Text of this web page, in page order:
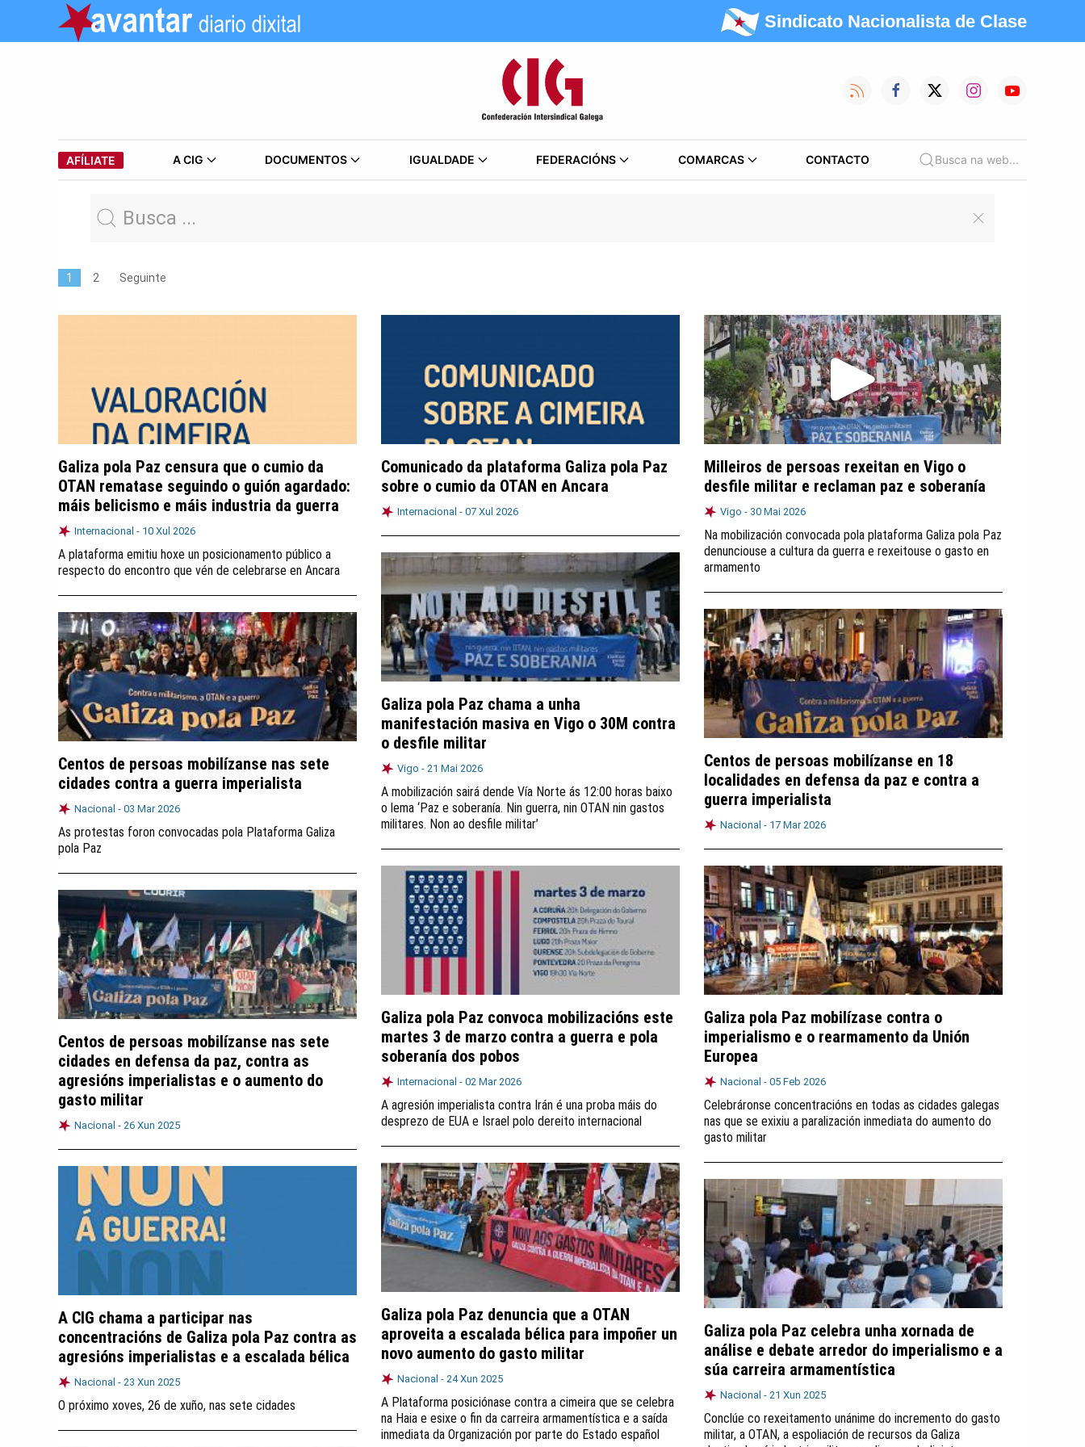
Sindicato Nacionalista de Clase
AFÍLIATE A CIG DOCUMENTOS IGUALDADE FEDERACIÓNS COMARCAS CONTACTO Busca na web...
1 2 Seguinte
Galiza pola Paz censura que o cumio da
OTAN rematase seguindo o guión agardado:
máis belicismo e máis industria da guerra
Internacional - 10 Xul 2026
A plataforma emitiu hoxe un posicionamento público a
respecto do encontro que vén de celebrarse en Ancara
Comunicado da plataforma Galiza pola Paz
sobre o cumio da OTAN en Ancara
Internacional - 07 Xul 2026
Milleiros de persoas rexeitan en Vigo o
desfile militar e reclaman paz e soberanía
Vigo - 30 Mai 2026
Na mobilización convocada pola plataforma Galiza pola Paz
denunciouse a cultura da guerra e rexeitouse o gasto en
armamento
Galiza pola Paz chama a unha
manifestación masiva en Vigo o 30M contra
o desfile militar
Vigo - 21 Mai 2026
A mobilización sairá dende Vía Norte ás 12:00 horas baixo
o lema ‘Paz e soberanía. Nin guerra, nin OTAN nin gastos
militares. Non ao desfile militar’
Centos de persoas mobilízanse en 18
localidades en defensa da paz e contra a
guerra imperialista
Nacional - 17 Mar 2026
Centos de persoas mobilízanse nas sete
cidades contra a guerra imperialista
Nacional - 03 Mar 2026
As protestas foron convocadas pola Plataforma Galiza
pola Paz
Galiza pola Paz convoca mobilizacións este
martes 3 de marzo contra a guerra e pola
soberanía dos pobos
Internacional - 02 Mar 2026
A agresión imperialista contra Irán é una proba máis do
desprezo de EUA e Israel polo dereito internacional
Galiza pola Paz mobilízase contra o
imperialismo e o rearmamento da Unión
Europea
Nacional - 05 Feb 2026
Celebráronse concentracións en todas as cidades galegas
nas que se exixiu a paralización inmediata do aumento do
gasto militar
Centos de persoas mobilízanse nas sete
cidades en defensa da paz, contra as
agresións imperialistas e o aumento do
gasto militar
Nacional - 26 Xun 2025
Galiza pola Paz denuncia que a OTAN
aproveita a escalada bélica para impoñer un
novo aumento do gasto militar
Nacional - 24 Xun 2025
A Plataforma posiciónase contra a cimeira que se celebra
na Haia e esixe o fin da carreira armamentística e a saída
inmediata da Organización por parte do Estado español
A CIG chama a participar nas
concentracións de Galiza pola Paz contra as
agresións imperialistas e a escalada bélica
Nacional - 23 Xun 2025
O próximo xoves, 26 de xuño, nas sete cidades
Galiza pola Paz celebra unha xornada de
análise e debate arredor do imperialismo e a
súa carreira armamentística
Nacional - 21 Xun 2025
Conclúe co rexeitamento unánime do incremento do gasto
militar, a OTAN, a espoliación de recursos da Galiza